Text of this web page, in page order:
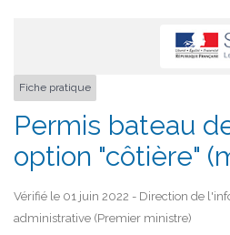
Fiche pratique
Permis bateau
option "côtière"
Vérifié le 01 juin 2022 - Direction de
administrative (Premier ministre)